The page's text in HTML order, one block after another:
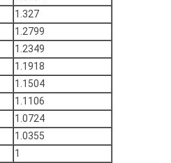
1.327
1.2799
1.2349
1.1918
1.1504
1.1106
1.0724
1.0355
1